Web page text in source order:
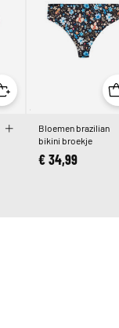
Bloemen brazilian
bikini broekje
€ 34,99